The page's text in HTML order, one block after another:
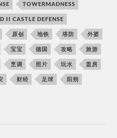
TOWERMADNESS
II CASTLE DEFENSE
原创 地铁 塔防 外婆
宝宝 德国 攻略 旅游
烹调 照片 玩水 盖房
财经 足球 阳朔